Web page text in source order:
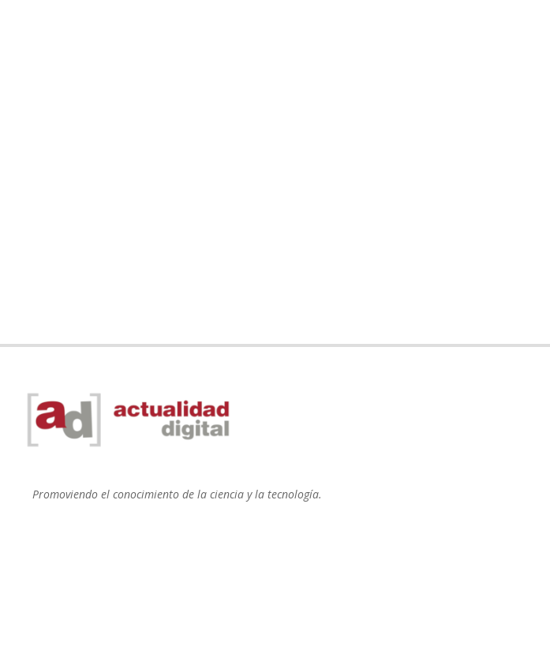
Promoviendo el conocimiento de la ciencia y la tecnología.